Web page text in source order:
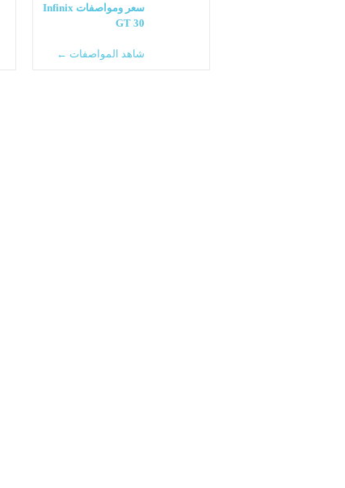
سعر ومواصفات Infinix
GT 30
شاهد المواصفات ←